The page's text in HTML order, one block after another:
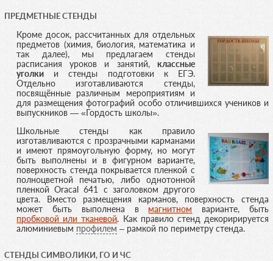
ПРЕДМЕТНЫЕ СТЕНДЫ
Кроме досок, рассчитанных для отдельных
предметов (химия, биология, математика и
так далее), мы предлагаем стенды
расписания уроков и занятий, классные
уголки и стенды подготовки к ЕГЭ.
Отдельно изготавливаются стенды,
посвящённые различным мероприятиям и
для размещения фотографий особо отличившихся учеников и
выпускников — «Гордость школы».
Школьные стенды как правило
изготавливаются с прозрачными карманами
и имеют прямоугольную форму, но могут
быть выполнены и в фигурном варианте,
поверхность стенда покрывается пленкой с
полноцветной печатью, либо однотонной
пленкой Oracal 641 с заголовком другого
цвета. Вместо размещения карманов, поверхность стенда
может быть выполнена в магнитном варианте, быть
пробковой или тканевой. Как правило стенд декоририруется
алюминиевым профилем – рамкой по периметру стенда.
СТЕНДЫ СИМВОЛИКИ, ГО И ЧС